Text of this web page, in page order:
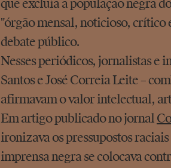
que excluía a população negra
"órgão mensal, noticioso, crítico
debate público.
Nesses periódicos, jornalistas e
Santos e José Correia Leite –
afirmavam o valor intelectual,
Em artigo publicado no jornal
ironizava os pressupostos raciais
imprensa negra se colocava